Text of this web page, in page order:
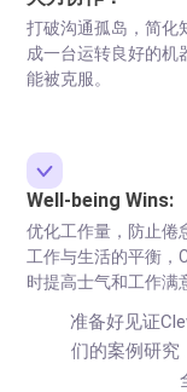
打破沟通孤岛，简化
成一台运转良好的机
能被克服。
Well-being Wins:
优化工作量，防止倦
工作与生活的平衡，
时提高士气和工作满
准备好见证
们的案例研究